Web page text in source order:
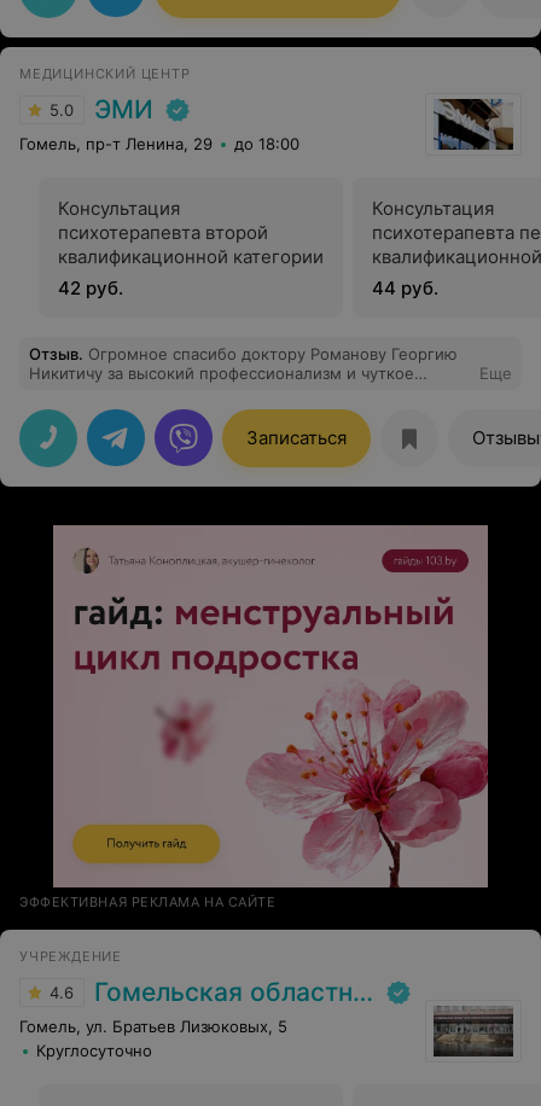
МЕДИЦИНСКИЙ ЦЕНТР
5.0 ЭМИ
Гомель, пр-т Ленина, 29 до 18:00
Консультация
психотерапевта второй
квалификационной категории
42 руб.
Консультация
психотерапевта
44 руб.
Отзыв. Огромное спасибо доктору Романову Георгию
Никитичу за высокий профессионализм и чуткое
мужу, когда другие врачи только разводили руками.
Георгий Никитич нашел индивидуальный подход к
нему и подобрал правильное лечение. Георгий
Никитич -доктор, с которым приятно общаться.
Спасибо также за внимательное отношение и
с пациентами.
Еще
Записаться Отзывы
ЭФФЕКТИВНАЯ РЕКЛАМА НА САЙТЕ
УЧРЕЖДЕНИЕ
4.6 Гомельская областная клиническая больница
Гомель, ул. Братьев Лизюковых, 5
Круглосуточно